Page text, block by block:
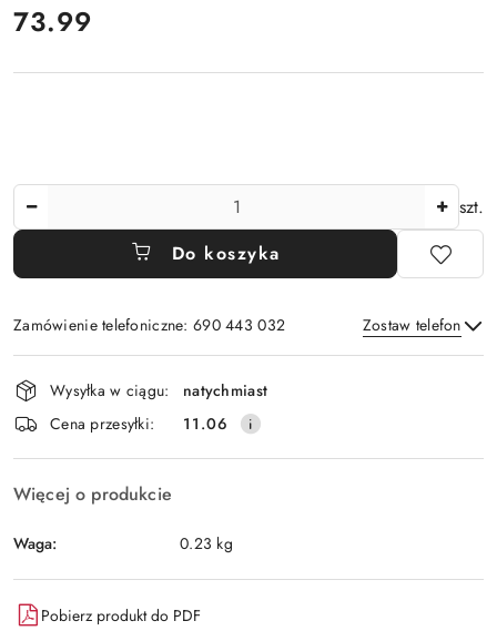
cena:
73.99
szt.
Do koszyka
Zamówienie telefoniczne: 690 443 032 Zostaw telefon
Wyślij
Dostępność
i
dostawa
Wysyłka w ciągu:
natychmiast
Cena przesyłki:
11.06
Więcej o produkcie
Waga: 0.23 kg
Pobierz produkt do PDF